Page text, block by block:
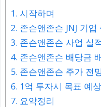
1. 시작하며
2. 존슨앤존슨 JNJ 기업
3. 존슨앤존슨 사업 실
4. 존슨앤존슨 배당금
5. 존슨앤존슨 주가 전
6. 1억 투자시 목표 예
7. 요약정리